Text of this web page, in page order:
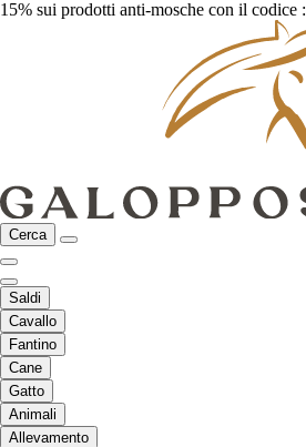
15% sui prodotti anti-mosche con il codice :
Cerca
Saldi
Cavallo
Fantino
Cane
Gatto
Animali
Allevamento